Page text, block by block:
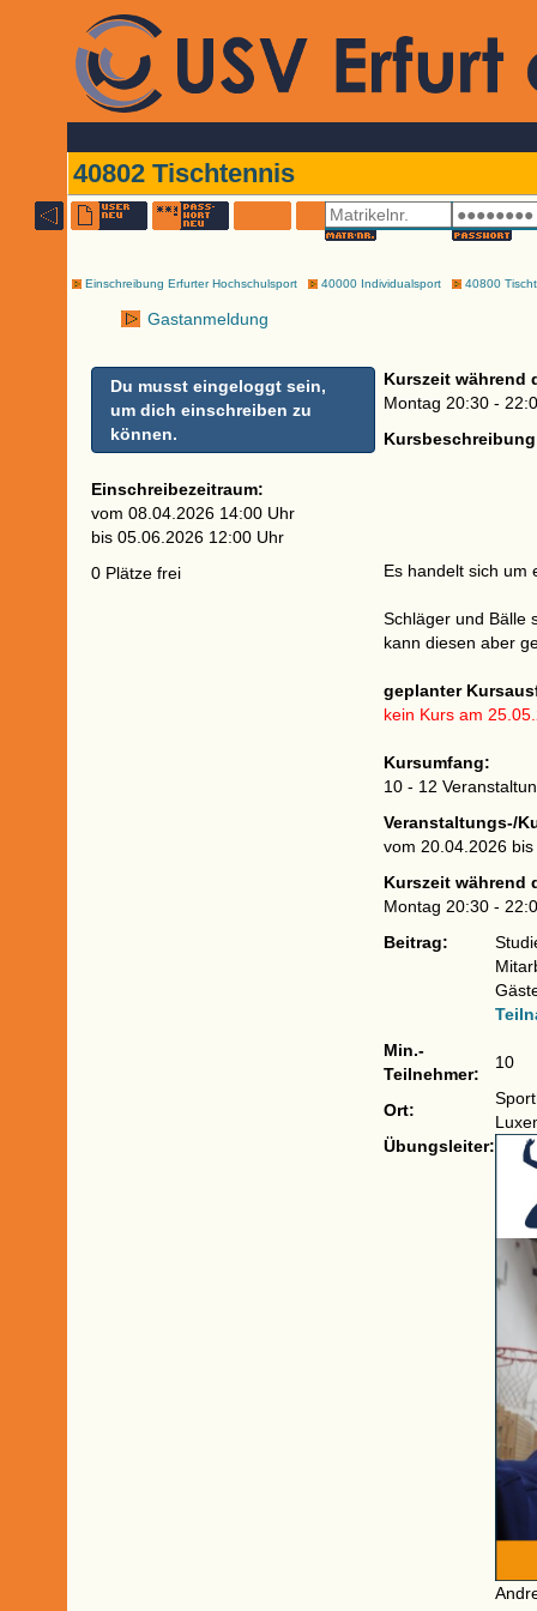
40802 Tischtennis
Einschreibung Erfurter Hochschulsport 40000 Individualsport 40800
Gastanmeldung
Du musst eingeloggt sein,
um dich einschreiben zu
können.
Einschreibezeitraum:
vom 08.04.2026 14:00 Uhr
bis 05.06.2026 12:00 Uhr
0 Plätze frei
Kurszeit während
Montag 20:30 -
Es handelt sich um
Schläger und Bälle
kann diesen aber
geplanter
kein Kurs am
Kursumfang:
10 - 12
Veranstaltungs-/
vom 20.04.2026
Kurszeit während
Montag 20:30 -
Beitrag:
Min.-
Teilnehmer:
10
Ort:
Übungsleiter: